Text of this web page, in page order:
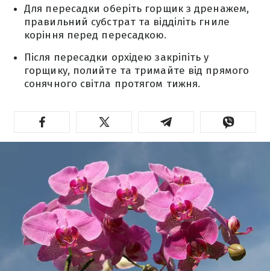
Для пересадки оберіть горщик з дренажем,
правильний субстрат та відділіть гниле
коріння перед пересадкою.
Після пересадки орхідею закріпіть у
горщику, полийте та тримайте від прямого
сонячного світла протягом тижня.